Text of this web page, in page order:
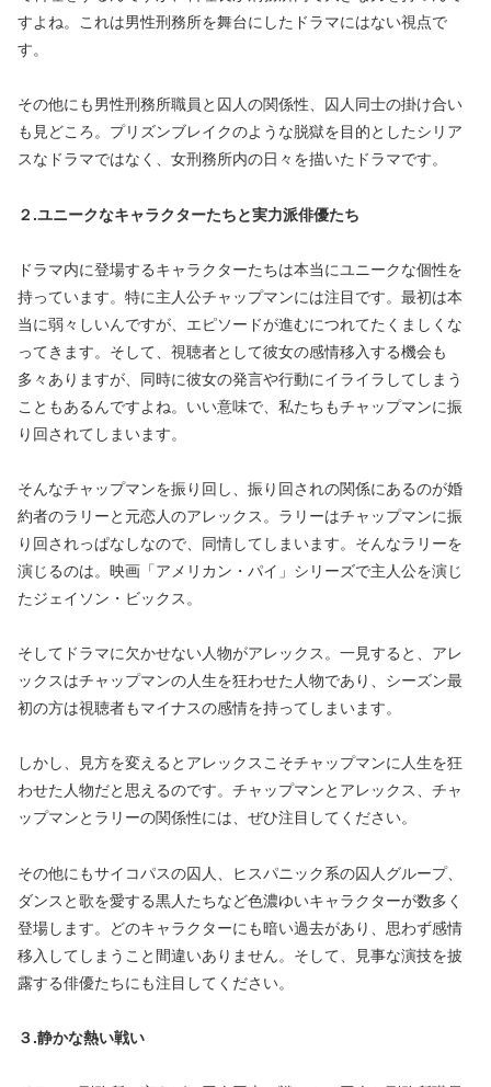
すよね。これは男性刑務所を舞台にしたドラマにはない視点で
す。
その他にも男性刑務所職員と囚人の関係性、囚人同士の掛け合い
も見どころ。プリズンブレイクのような脱獄を目的としたシリア
スなドラマではなく、女刑務所内の日々を描いたドラマです。
２.ユニークなキャラクターたちと実力派俳優たち
ドラマ内に登場するキャラクターたちは本当にユニークな個性を
持っています。特に主人公チャップマンには注目です。最初は本
当に弱々しいんですが、エピソードが進むにつれてたくましくな
ってきます。そして、視聴者として彼女の感情移入する機会も
多々ありますが、同時に彼女の発言や行動にイライラしてしまう
こともあるんですよね。いい意味で、私たちもチャップマンに振
り回されてしまいます。
そんなチャップマンを振り回し、振り回されの関係にあるのが婚
約者のラリーと元恋人のアレックス。ラリーはチャップマンに振
り回されっぱなしなので、同情してしまいます。そんなラリーを
演じるのは。映画「アメリカン・パイ」シリーズで主人公を演じ
たジェイソン・ビックス。
そしてドラマに欠かせない人物がアレックス。一見すると、アレ
ックスはチャップマンの人生を狂わせた人物であり、シーズン最
初の方は視聴者もマイナスの感情を持ってしまいます。
しかし、見方を変えるとアレックスこそチャップマンに人生を狂
わせた人物だと思えるのです。チャップマンとアレックス、チャ
ップマンとラリーの関係性には、ぜひ注目してください。
その他にもサイコパスの囚人、ヒスパニック系の囚人グループ、
ダンスと歌を愛する黒人たちなど色濃ゆいキャラクターが数多く
登場します。どのキャラクターにも暗い過去があり、思わず感情
移入してしまうこと間違いありません。そして、見事な演技を披
露する俳優たちにも注目してください。
３.静かな熱い戦い